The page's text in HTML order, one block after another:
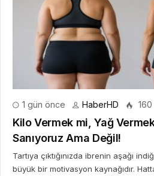
1 gün önce HaberHD 160
Kilo Vermek mi, Yağ
Sanıyoruz Ama Değil!
Tartıya çıktığınızda ibrenin aşağı
büyük bir motivasyon kaynağıdır.